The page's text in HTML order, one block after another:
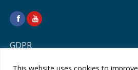
This website uses cookies to
GDPR